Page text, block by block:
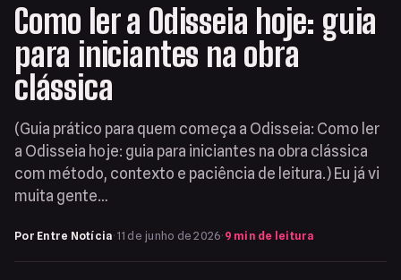
Como ler a Odisseia hoje: guia
para iniciantes na obra
clássica
(Guia prático para quem começa a Odisseia: Como ler
a Odisseia hoje: guia para iniciantes na obra clássica
com método, contexto e paciência de leitura.) Eu já vi
muita gente…
Por Entre Notícia· 11 de junho de 2026· 9 min de leitura